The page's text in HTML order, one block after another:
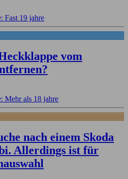
Fast 19 jahre
vom
Mehr als 18 jahre
nach einem Skoda
Allerdings ist für